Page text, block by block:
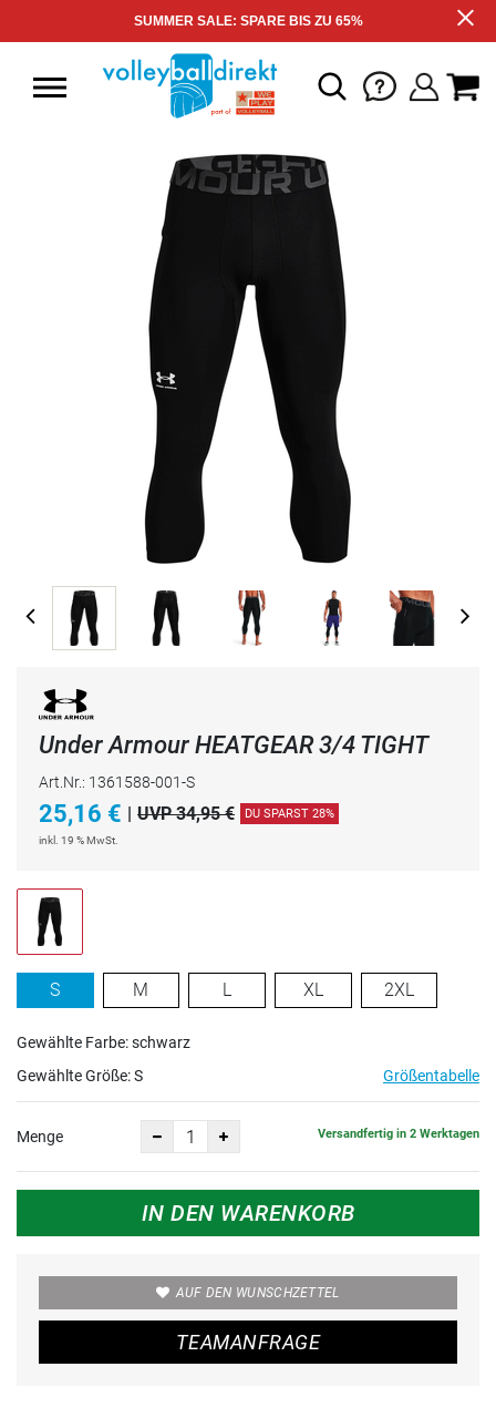
SUMMER SALE: SPARE BIS ZU 65%
Under Armour HEATGEAR 3/4 TIGHT
Art.Nr.: 1361588-001-S
25,16 € | UVP 34,95 € DU SPARST 28%
inkl. 19 % MwSt.
S M L XL 2XL
Gewählte Farbe: schwarz
Gewählte Größe:S Größentabelle
Menge Versandfertig in 2 Werktagen
IN DEN WARENKORB
AUF DEN WUNSCHZETTEL
TEAMANFRAGE